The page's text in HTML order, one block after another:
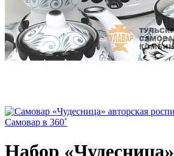
Самовар в 360˚
Набор «Чудесница»